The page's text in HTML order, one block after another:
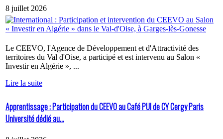
8 juillet 2026
Le CEEVO, l'Agence de Développement et d'Attractivité des
territoires du Val d'Oise, a participé et est intervenu au Salon «
Investir en Algérie », ...
Lire la suite
Apprentissage : Participation du CEEVO au Café PUI de CY Cergy Paris
Université dédié au...